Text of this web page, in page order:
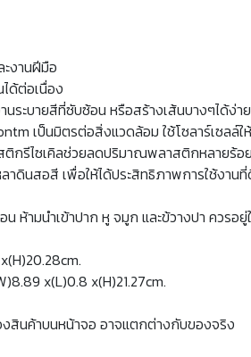
งานฝีมือ
ด้ต่อเนื่อง
นระบายสีที่ซับซ้อน หรือสร้างเส้นบางๆได้ง่า
เป็นมิตรต่อสิ่งแวดล้อม ใช้โซลาร์เซลล์
กรีไซเคิลช่วยลดปริมาณพลาสติกหลายร้อ
าดินสอสี เพื่อให้ได้ประสิทธิภาพการใช้งาน
น ห้ามนำเข้าปาก หู จมูก และข้วางปา ควร
x(L)0.8 x(H)21.27cm.
นค้าบนหน้าจอ อาจแตกต่างกับของจริง